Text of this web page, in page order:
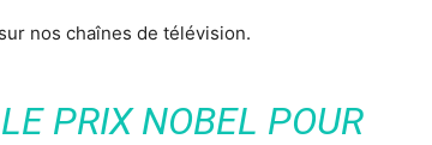
nos chaînes de télévision.
PRIX NOBEL POUR